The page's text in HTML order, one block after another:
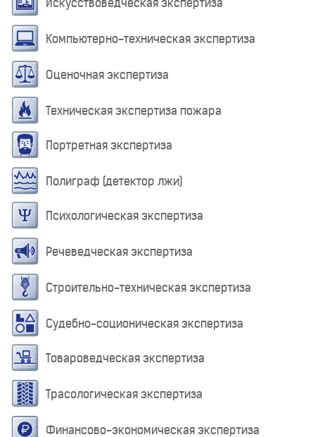
Компьютерно-техническая экспертиза
Оценочная экспертиза
Техническая экспертиза пожара
Портретная экспертиза
Полиграф (детектор лжи)
Психологическая экспертиза
Речеведческая экспертиза
Строительно-техническая экспертиза
Судебно-соционическая экспертиза
Товароведческая экспертиза
Трасологическая экспертиза
Финансово-экономическая экспертиза